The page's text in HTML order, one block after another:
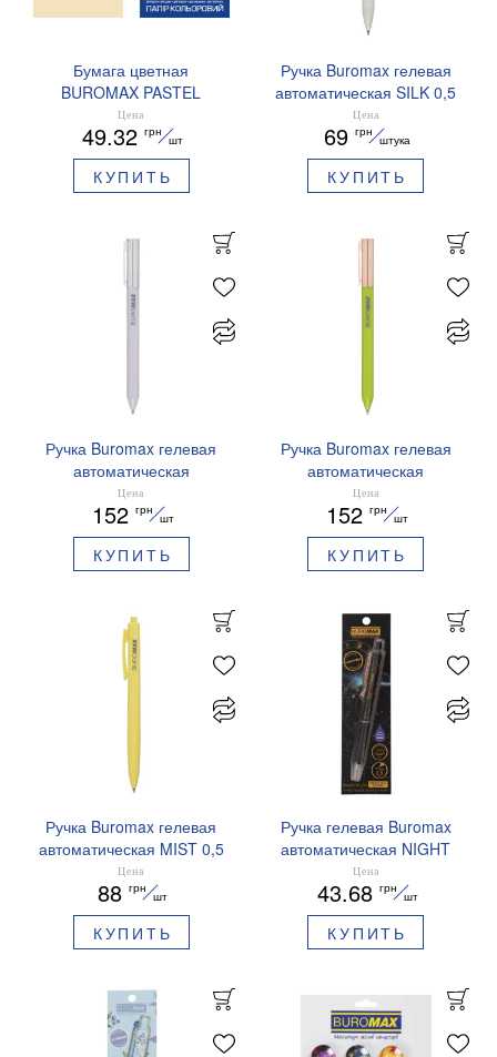
Бумага цветная
BUROMAX PASTEL
EUROMAX 20 арк А4 80 г/
мс BM.2721220E-08
Цена
49.32 грн
шт
КУПИТЬ
Ручка Buromax гелевая
автоматическая SILK 0,5
мм синие чернила
BM.83100
Цена
69 грн
штука
КУПИТЬ
Ручка Buromax гелевая
автоматическая
PRESTIGE SILVER 0,5 мм
синие чернила BM.83102
Цена
152 грн
шт
КУПИТЬ
Ручка Buromax гелевая
автоматическая
PRESTIGE GOLD 0,5 мм
синие чернила BM.83101
Цена
152 грн
шт
КУПИТЬ
Ручка Buromax гелевая
автоматическая MIST 0,5
мм синие чернила
BM.83103
Цена
88 грн
шт
КУПИТЬ
Ручка гелевая Buromax
автоматическая NIGHT
SKY ZODIAC 0.5 мм
ароматизированный грипп
синие чернила BM.8379-
01
Цена
43.68 грн
шт
КУПИТЬ